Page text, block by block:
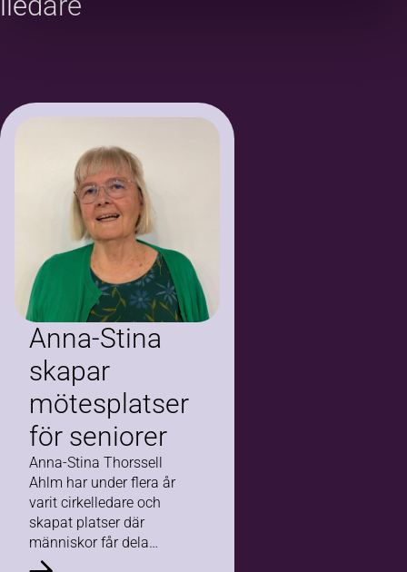
Anna-Stina
skapar
mötesplatser
för seniorer
Anna-Stina Thorssell
Ahlm har under flera år
varit cirkelledare och
skapat platser där
människor får dela
livserfarenheter, tankar